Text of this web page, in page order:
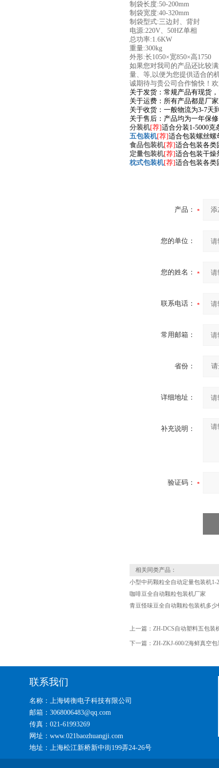
制袋长度:50-200mm
制袋宽度:40-320mm
制袋型式:三边封、背封
电源:220V、50HZ单相
总功率:1.6KW
重量:300kg
外形:长1050×宽850×高1750
如果您对我司的产品还比较
量、等,以便为您提供适合的
诚期待与贵公司合作愉快！
关于发货：常规产品有现货
关于运费：所有产品都是厂
关于收货：一般物流为3-7天
关于售后：产品均为一年保
分装机[荐]适合分装1-5000
五包装机[荐]适合包装螺丝螺
食品包装机[荐]适合包装各类
定量包装机[荐]适合包装干燥
枕式包装机[荐]适合包装各类
产品：
您的单位：
您的姓名：
联系电话：
常用邮箱：
省份：
详细地址：
补充说明：
验证码：
相关同类产品：
小型中药颗粒全自动定量包装机1-
咖啡豆全自动颗粒包装机厂家
青豆怪味豆全自动颗粒包装机多少
上一篇： ZH-DCS自动塑料五包装
下一篇： ZH-ZKJ-600/2海鲜真空
联系我们
名称：上海铸衡电子科技有限公司
邮箱：3068006483@qq.com
传真：021-61993269
网址：www.021baozhuangji.com
地址：上海松江新桥新中街199弄24-26号